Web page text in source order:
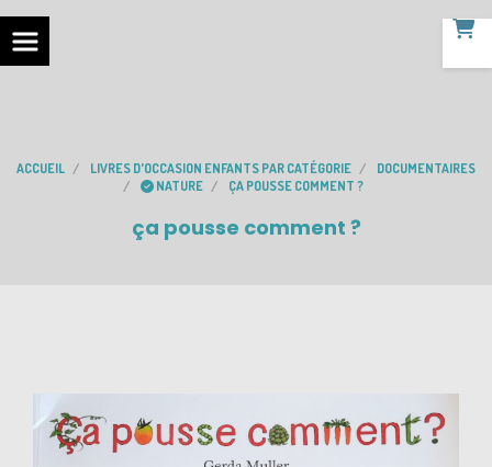
ACCUEIL LIVRES D'OCCASION ENFANTS PAR CATÉGORIE
DOCUMENTAIRES
NATURE
ÇA POUSSE COMMENT ?
ça pousse comment ?